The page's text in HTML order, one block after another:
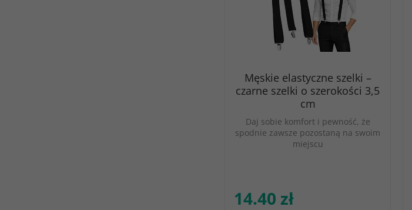
Męskie elastyczne szelki –
czarne szelki o szerokości 3,5
cm
Daj sobie komfort i pewność, że
spodnie zawsze pozostaną na swoim
miejscu
14.40 zł